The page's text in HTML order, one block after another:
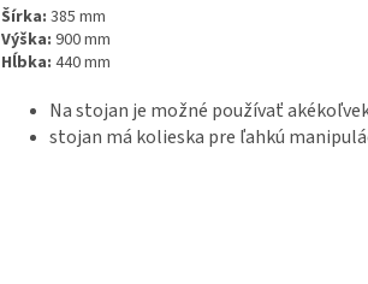
Šírka: 385 mm
Výška: 900 mm
Hĺbka: 440 mm
Na stojan je možné používať
stojan má kolieska pre ľahkú